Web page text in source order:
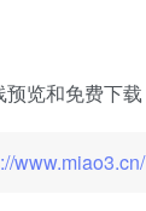
览和免费下载
www.miao3.cn/